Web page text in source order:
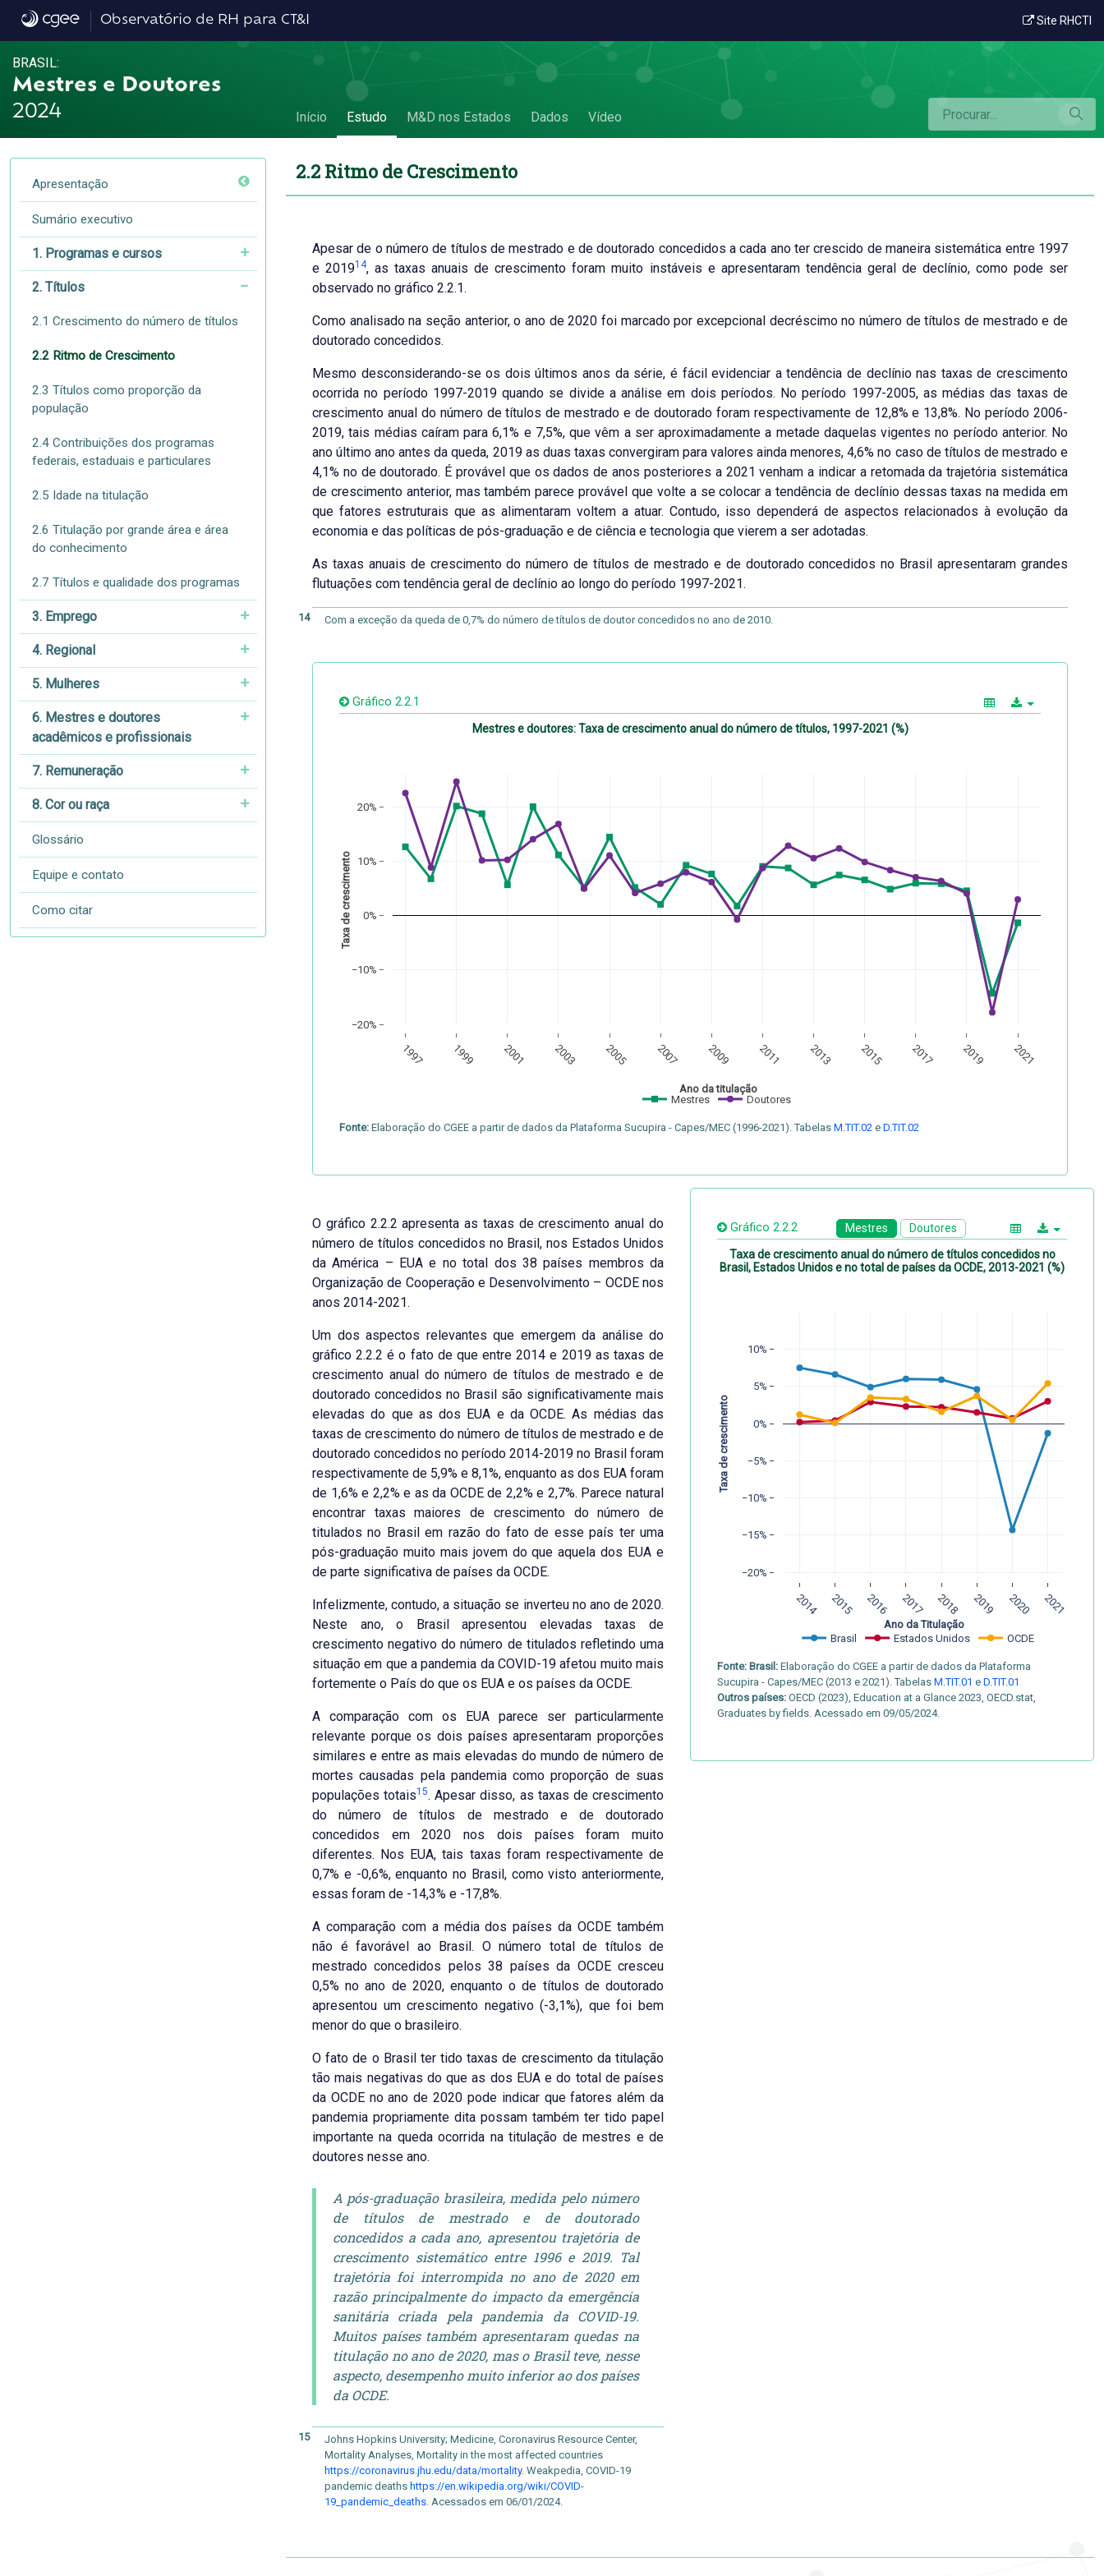
2.2 Ritmo de Crescimento - 2.2 Ritmo de Crescimento
Observatório de RH para CT&I Site RHCTI
BRASIL:
Mestres e Doutores
2024
Início Estudo M&D nos Estados Dados Vídeo
Apresentação
Sumário executivo
1. Programas e cursos
2. Títulos
2.1 Crescimento do número de títulos
2.2 Ritmo de Crescimento
2.3 Títulos como proporção da
população
2.4 Contribuições dos programas
federais, estaduais e particulares
2.5 Idade na titulação
2.6 Titulação por grande área e área
do conhecimento
2.7 Títulos e qualidade dos programas
3. Emprego
4. Regional
5. Mulheres
6. Mestres e doutores
acadêmicos e profissionais
7. Remuneração
8. Cor ou raça
Glossário
Equipe e contato
Como citar
2.2 Ritmo de Crescimento
Apesar de o número de títulos de mestrado e de doutorado concedidos a cada ano ter crescido de maneira sistemática entre 1997
e 201914, as taxas anuais de crescimento foram muito instáveis e apresentaram tendência geral de declínio, como pode ser
observado no gráfico 2.2.1.
Como analisado na seção anterior, o ano de 2020 foi marcado por excepcional decréscimo no número de títulos de mestrado e de
doutorado concedidos.
Mesmo desconsiderando-se os dois últimos anos da série, é fácil evidenciar a tendência de declínio nas taxas de crescimento
ocorrida no período 1997-2019 quando se divide a análise em dois períodos. No período 1997-2005, as médias das taxas de
crescimento anual do número de títulos de mestrado e de doutorado foram respectivamente de 12,8% e 13,8%. No período 2006-
2019, tais médias caíram para 6,1% e 7,5%, que vêm a ser aproximadamente a metade daquelas vigentes no período anterior. No
ano último ano antes da queda, 2019 as duas taxas convergiram para valores ainda menores, 4,6% no caso de títulos de mestrado e
4,1% no de doutorado. É provável que os dados de anos posteriores a 2021 venham a indicar a retomada da trajetória sistemática
de crescimento anterior, mas também parece provável que volte a se colocar a tendência de declínio dessas taxas na medida em
que fatores estruturais que as alimentaram voltem a atuar. Contudo, isso dependerá de aspectos relacionados à evolução da
economia e das políticas de pós-graduação e de ciência e tecnologia que vierem a ser adotadas.
As taxas anuais de crescimento do número de títulos de mestrado e de doutorado concedidos no Brasil apresentaram grandes
flutuações com tendência geral de declínio ao longo do período 1997-2021.
14 Com a exceção da queda de 0,7% do número de títulos de doutor concedidos no ano de 2010.
Gráfico 2.2.1
Mestres e doutores: Taxa de crescimento anual do número de títulos, 1997-2021 (%)
1997 1999 2001 2003 2005 2007 2009 2011 2013 2015 2017 2019 2021
−20%
−10%
0%
10%
20%
Mestres Doutores
Ano da titulação
Taxa de crescimento
Fonte: Elaboração do CGEE a partir de dados da Plataforma Sucupira - Capes/MEC (1996-2021). Tabelas M.TIT.02 e D.TIT.02
O gráfico 2.2.2 apresenta as taxas de crescimento anual do
número de títulos concedidos no Brasil, nos Estados Unidos
da América – EUA e no total dos 38 países membros da
Organização de Cooperação e Desenvolvimento – OCDE nos
anos 2014-2021.
Um dos aspectos relevantes que emergem da análise do
gráfico 2.2.2 é o fato de que entre 2014 e 2019 as taxas de
crescimento anual do número de títulos de mestrado e de
doutorado concedidos no Brasil são significativamente mais
elevadas do que as dos EUA e da OCDE. As médias das
taxas de crescimento do número de títulos de mestrado e de
doutorado concedidos no período 2014-2019 no Brasil foram
respectivamente de 5,9% e 8,1%, enquanto as dos EUA foram
de 1,6% e 2,2% e as da OCDE de 2,2% e 2,7%. Parece natural
encontrar taxas maiores de crescimento do número de
titulados no Brasil em razão do fato de esse país ter uma
pós-graduação muito mais jovem do que aquela dos EUA e
de parte significativa de países da OCDE.
Infelizmente, contudo, a situação se inverteu no ano de 2020.
Neste ano, o Brasil apresentou elevadas taxas de
crescimento negativo do número de titulados refletindo uma
situação em que a pandemia da COVID-19 afetou muito mais
fortemente o País do que os EUA e os países da OCDE.
A comparação com os EUA parece ser particularmente
relevante porque os dois países apresentaram proporções
similares e entre as mais elevadas do mundo de número de
mortes causadas pela pandemia como proporção de suas
populações totais15. Apesar disso, as taxas de crescimento
do número de títulos de mestrado e de doutorado
concedidos em 2020 nos dois países foram muito
diferentes. Nos EUA, tais taxas foram respectivamente de
0,7% e -0,6%, enquanto no Brasil, como visto anteriormente,
essas foram de -14,3% e -17,8%.
A comparação com a média dos países da OCDE também
não é favorável ao Brasil. O número total de títulos de
mestrado concedidos pelos 38 países da OCDE cresceu
0,5% no ano de 2020, enquanto o de títulos de doutorado
apresentou um crescimento negativo (-3,1%), que foi bem
menor do que o brasileiro.
O fato de o Brasil ter tido taxas de crescimento da titulação
tão mais negativas do que as dos EUA e do total de países
da OCDE no ano de 2020 pode indicar que fatores além da
pandemia propriamente dita possam também ter tido papel
importante na queda ocorrida na titulação de mestres e de
doutores nesse ano.
A pós-graduação brasileira, medida pelo número
de títulos de mestrado e de doutorado
concedidos a cada ano, apresentou trajetória de
crescimento sistemático entre 1996 e 2019. Tal
trajetória foi interrompida no ano de 2020 em
razão principalmente do impacto da emergência
sanitária criada pela pandemia da COVID-19.
Muitos países também apresentaram quedas na
titulação no ano de 2020, mas o Brasil teve, nesse
aspecto, desempenho muito inferior ao dos países
da OCDE.
15
Johns Hopkins University; Medicine, Coronavirus Resource Center,
Mortality Analyses, Mortality in the most affected countries
https://coronavirus.jhu.edu/data/mortality. Weakpedia, COVID-19
pandemic deaths https://en.wikipedia.org/wiki/COVID-
19_pandemic_deaths. Acessados em 06/01/2024.
Gráfico 2.2.2 Mestres Doutores
Taxa de crescimento anual do número de títulos concedidos no
Brasil, Estados Unidos e no total de países da OCDE, 2013-2021 (%)
2014 2015 2016 2017 2018 2019 2020 2021
−20%
−15%
−10%
−5%
0%
5%
10%
Brasil Estados Unidos OCDE
Ano da Titulação
Taxa de crescimento
Fonte: Brasil: Elaboração do CGEE a partir de dados da Plataforma
Sucupira - Capes/MEC (2013 e 2021). Tabelas M.TIT.01 e D.TIT.01
Outros países: OECD (2023), Education at a Glance 2023, OECD.stat,
Graduates by fields. Acessado em 09/05/2024.